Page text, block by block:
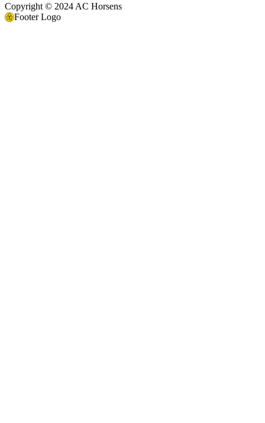
Copyright © 2024 AC Horsens
Footer Logo